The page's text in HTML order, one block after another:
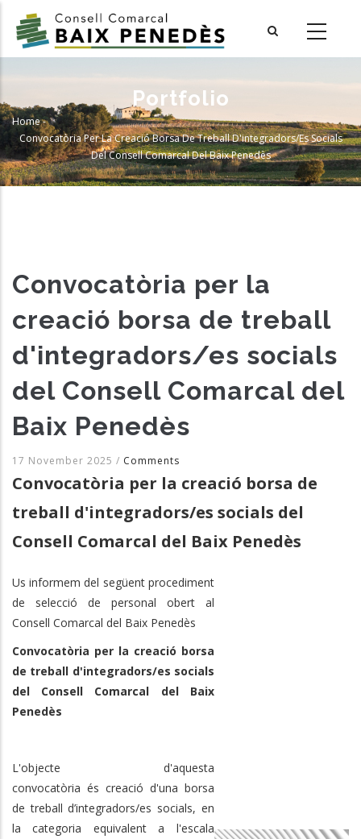
main
Portfolio
Breadcrumb
Home-
Convocatòria Per La Creació Borsa De Treball D'integradors/es Socials
Del Consell Comarcal Del Baix Penedès
Convocatòria per la
creació borsa de treball
d'integradors/es socials
del Consell Comarcal del
Baix Penedès
17 November 2025 / Comments
Convocatòria per la creació borsa de
treball d'integradors/es socials del
Consell Comarcal del Baix Penedès
Us informem del següent procediment
de selecció de personal obert al
Consell Comarcal del Baix Penedès
Convocatòria per la creació borsa
de treball d'integradors/es socials
del Consell Comarcal del Baix
Penedès
L'objecte d'aquesta
convocatòria és creació d'una borsa
de treball d’integradors/es socials, en
la
categoria equivalent a l'escala